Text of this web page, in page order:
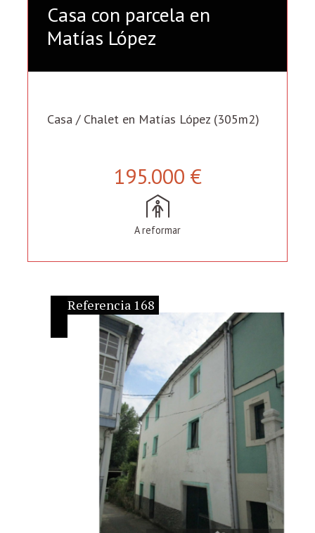
Casa con parcela en
Matías López
Casa / Chalet en Matías López (305m2)
195.000 €
A reformar
Referencia 168